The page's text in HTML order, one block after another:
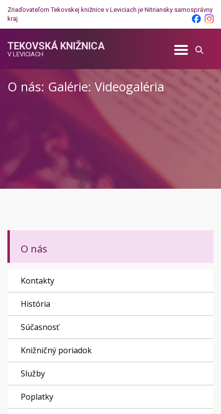
Zriaďovateľom Tekovskej knižnice v Leviciach je Nitriansky samosprávny
kraj
TEKOVSKÁ KNIŽNICA
V LEVICIACH
O nás: Galérie: Videogaléria
O nás
Kontakty
História
Súčasnosť
Knižničný poriadok
Služby
Poplatky